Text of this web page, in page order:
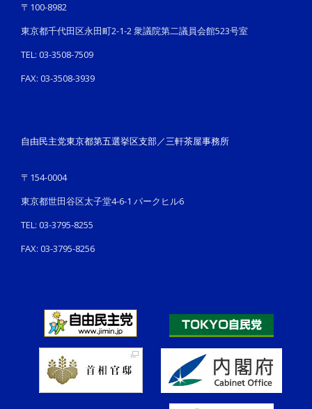
〒100-8982
東京都千代田区永田町2-1-2 衆議院第二議員会館523号室
TEL: 03-3508-7509
FAX: 03-3508-3939
自由民主党東京都第五選挙区支部／三軒茶屋事務所
〒154-0004
東京都世田谷区太子堂4-6-1 パークヒル6
TEL: 03-3795-8255
FAX: 03-3795-8256